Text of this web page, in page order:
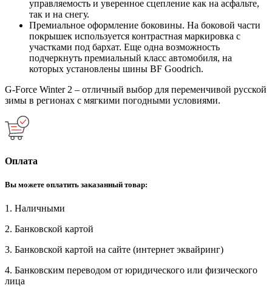
управляемость и уверенное сцепление как на асфальте,
так и на снегу.
Премиальное оформление боковины. На боковой части
покрышек используется контрастная маркировка с
участками под бархат. Еще одна возможность
подчеркнуть премиальный класс автомобиля, на
которых установлены шины BF Goodrich.
G-Force Winter 2 – отличный выбор для переменчивой русской
зимы в регионах с мягкими погодными условиями.
Оплата
Вы можете оплатить заказанный товар:
1. Наличными
2. Банковской картой
3. Банковской картой на сайте (интернет эквайринг)
4. Банковским переводом от юридического или физического
лица